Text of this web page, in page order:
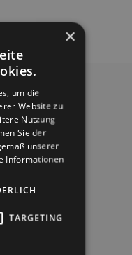
Vielzahl von
(Echtleder,
×
um die
Website zu
Nutzung
Sie der
unserer
Informationen
TARGETING